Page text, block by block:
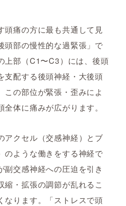
頭痛の方に最も共通して見
頭部の慢性的な過緊張」で
上部（C1〜C3）には、後頭
支配する後頭神経・大後頭
この部位が緊張・歪みによ
体に痛みが広がります。
アクセル（交感神経）とブ
のような働きをする神経で
副交感神経への圧迫を引き
縮・拡張の調節が乱れるこ
なります。「ストレスで頭